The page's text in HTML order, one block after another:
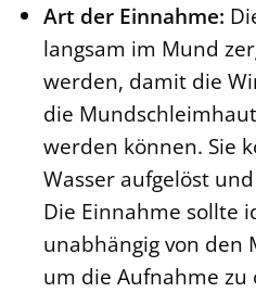
Art der Einnahme:
langsam im Mund
werden, damit die
die
werden können. Sie
Wasser aufgelöst
Die Einnahme sollte
unabhängig von den
um die Aufnahme